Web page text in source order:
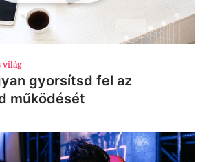
világ
gyorsítsd fel az
működését